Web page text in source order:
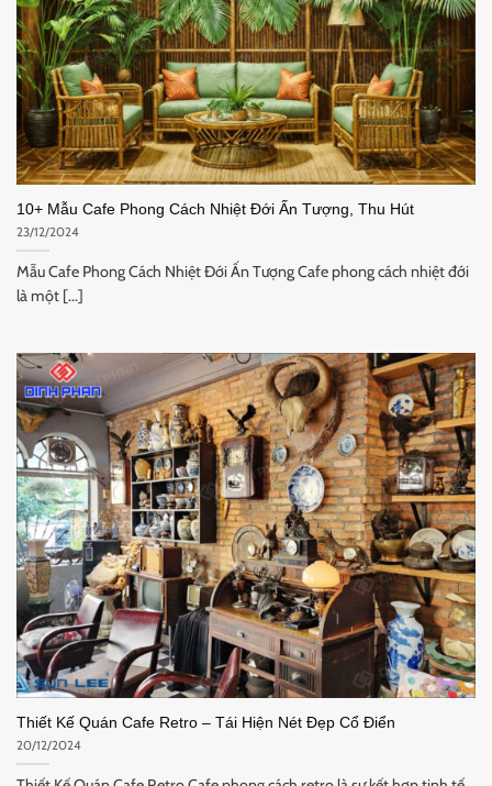
10+ Mẫu Cafe Phong Cách Nhiệt Đới Ấn Tượng, Thu Hút
23/12/2024
Mẫu Cafe Phong Cách Nhiệt Đới Ấn Tượng Cafe phong cách nhiệt đới
là một [...]
Thiết Kế Quán Cafe Retro – Tái Hiện Nét Đẹp Cổ Điển
20/12/2024